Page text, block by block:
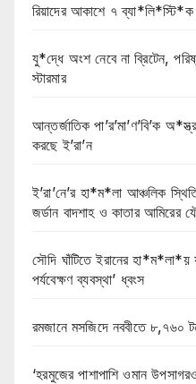
রিয়াদের আকাশে ৭
যু*দ্ধে অংশ নেবে না ব্রিটেন,
স্টারমার
আন্তর্জাতিক পা’র’মা’ণ’বি’ক
করছে ই’রা’ন
ই’রা’নে’র হা*ম*লা আঞ্চলিক
জর্ডান বাদশাহ ও কাতার আমিরের
সৌদি ঘাঁটিতে ইরানের হা*ম*লা*য়
পর্যবেক্ষণ ব্যবস্থা’ ধ্বংস
রমজানে মসজিদে নববীতে ৮,৭৬০
‘হরমুজের পাশাপাশি ওমান